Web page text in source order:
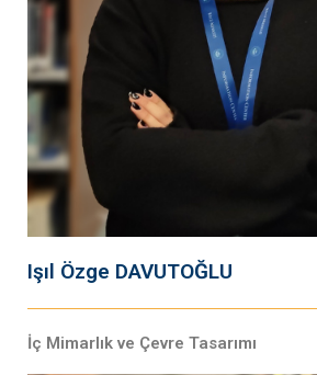
Işıl Özge DAVUTOĞLU
İç Mimarlık ve Çevre Tasarımı